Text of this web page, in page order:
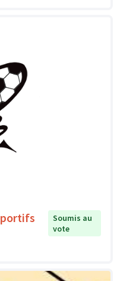
Soumis au
vote